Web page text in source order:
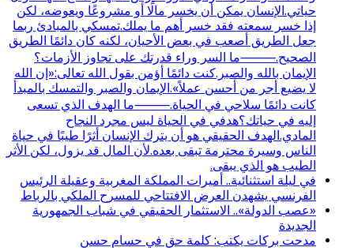
حياتي.الإنسان يمكن أن يخسر مالًا أو مشروعًا ويعوضه، لكن
إذا خسر سمعته فقد خسر أهم ما يملك.تمسكي بالمبادئ ربما
جعل الطريق أصعب في بعض الأحيان، لكنه كان دائمًا الطريق
الصحيح.⸻ما السر وراء قدرتك على تجاوز الأزمات؟
الإيمان بالله والصبر.كنت دائمًا أؤمن بقول الله تعالى:«إن الله
لا يضيع أجر من أحسن عملاً».الإيمان والصبر والتمسك بالمبدأ
كانت دائمًا سلاحي في الحياة.⸻ما الهدف الذي تسعى
إليه في حياتك؟هدفي في الحياة ليس مجرد النجاح
المادي.الهدف الحقيقي هو أن يترك الإنسان أثرًا طيبًا في حياة
الناس وسيرة محترمة تبقى بعده.لأن المال قد يزول، لكن الأثر
الطيب هو الذي يبقى.
في ليلة استثنائية.. أميرات المملكة المغربية وعقيلة الرئيس
الفرنسي يشهدن العرض الافتتاحي للمسرح الملكي بالرباط
«عصب الدولة».. الاستثمار الحقيقي في شباب الجمهورية
الجديدة
مدحت بركات يكتب: كلمة حق في حسام حسن